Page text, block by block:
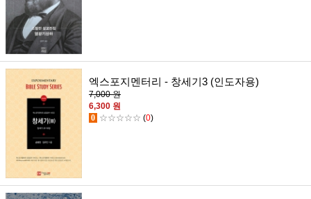
엑스포지멘터리 - 창세기3 (인도자용)
7,000 원
6,300 원
0 ☆☆☆☆☆ (0)